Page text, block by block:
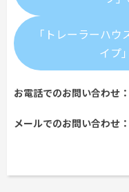
「トレーラーハ
イプ
お電話でのお問い合わせ
メールでのお問い合わせ：